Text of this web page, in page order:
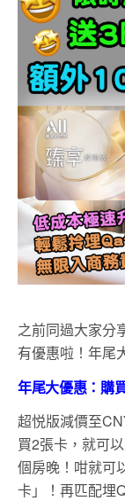
之前同過大家分
有優惠啦！年尾
年尾大優惠：購
超悦版減價至
買2張卡，就可
個房晚！ 咁就可
卡」！再匹配埋